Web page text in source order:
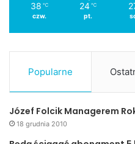
38 ℃
czw.
24 ℃
pt.
Popularne
Józef Folcik Managerem
18 grudnia 2010